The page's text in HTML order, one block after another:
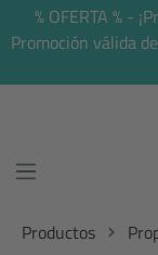
principal
% OFERTA % -
Promoción válida
Productos